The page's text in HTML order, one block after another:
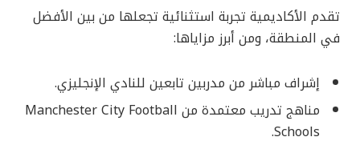
تقدم الأكاديمية تجربة استثنائية تجعلها من بين الأفضل
في المنطقة، ومن أبرز مزاياها:
إشراف مباشر من مدربين تابعين للنادي الإنجليزي.
مناهج تدريب معتمدة من Manchester City Football
Schools.